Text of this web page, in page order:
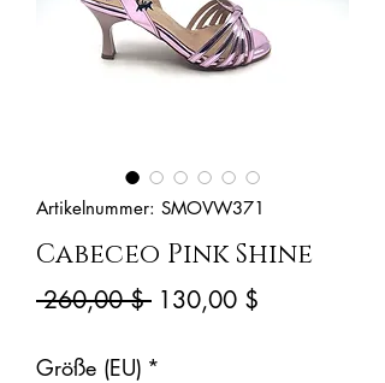
Artikelnummer: SMOVW371
Cabeceo Pink Shine
260,00 $ Standardpreis
130,00 $
Größe (EU) *